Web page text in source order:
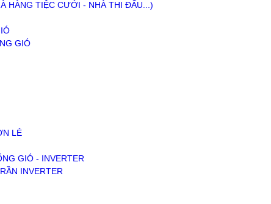
HÀNG TIỆC CƯỚI - NHÀ THI ĐẤU...)
GIÓ
LẺ
GIÓ - INVERTER
INVERTER